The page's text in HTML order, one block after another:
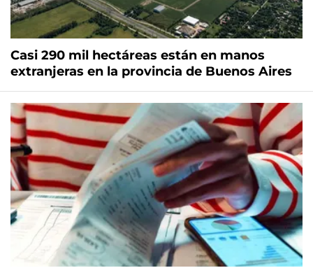
Casi 290 mil hectáreas están en manos
extranjeras en la provincia de Buenos Aires